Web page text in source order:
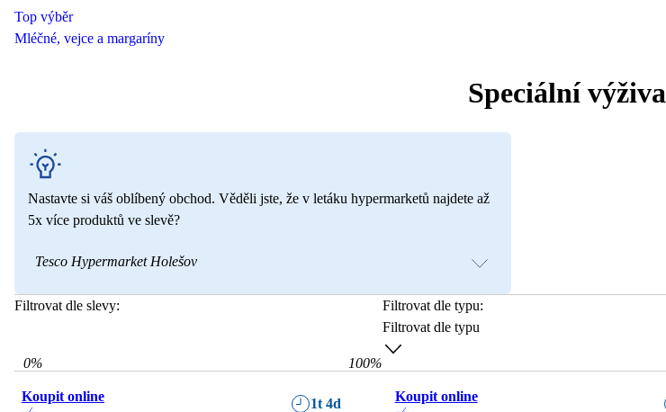
Top výběr
Mléčné, vejce a margaríny
Speciální výživa
Nastavte si váš oblíbený obchod. Věděli jste, že v letáku hypermarketů najdete až
5x více produktů ve slevě?
Tesco Hypermarket Holešov
Filtrovat dle slevy:
0% 100%
Filtrovat dle typu:
Filtrovat dle typu
Koupit online 1t 4d Koupit online